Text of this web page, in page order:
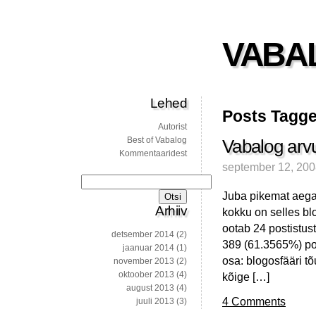
Posts
Vabalog
september 12,
Juba pikemat
kokku on selles
ootab 24
389 (61.3565%)
osa: blogosfääri
kõige […]
4 Comments
Lehed
Autorist
Best of Vabalog
Kommentaaridest
Arhiiv
detsember 2014 (2)
jaanuar 2014 (1)
november 2013 (2)
oktoober 2013 (4)
august 2013 (4)
juuli 2013 (3)